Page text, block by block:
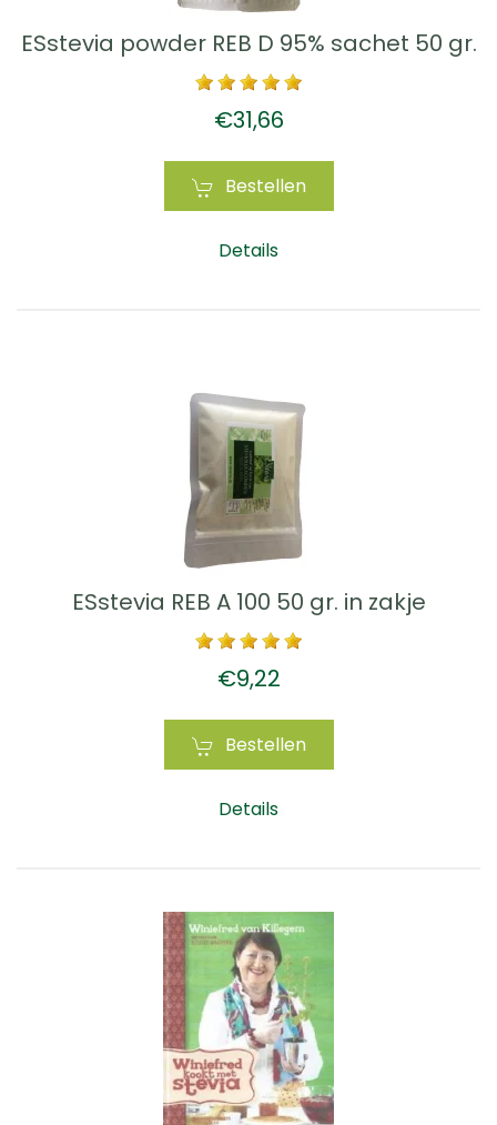
ESstevia powder REB D 95% sachet 50 gr.
€31,66
Bestellen
Details
ESstevia REB A 100 50 gr. in zakje
€9,22
Bestellen
Details